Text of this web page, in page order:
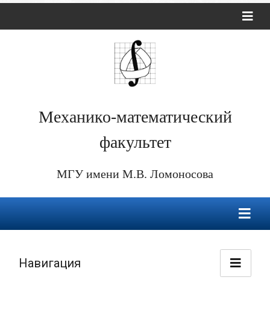
Механико-математический
факультет
МГУ имени М.В. Ломоносова
Навигация